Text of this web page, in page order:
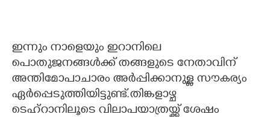
ഇന്നും നാളെയും ഇറാനിലെ
പൊതുജനങ്ങൾക്ക് തങ്ങളുടെ നേതാവിന്
അന്തിമോപാചാരം അർപ്പിക്കാനുള്ള സൗകര്യം
ഏർപ്പെടുത്തിയിട്ടുണ്ട്.തിങ്കളാഴ്ച
ടെഹ്റാനിലൂടെ വിലാപയാത്രയ്ക്ക് ശേഷം